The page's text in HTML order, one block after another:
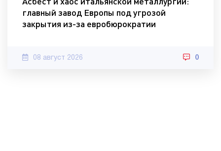
главный завод Европы под угрозой
закрытия из-за евробюрократии
08 август 2026 0